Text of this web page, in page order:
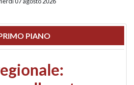
PIANO